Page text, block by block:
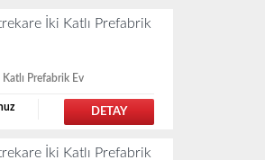
Prefabrik Ev
DETAY